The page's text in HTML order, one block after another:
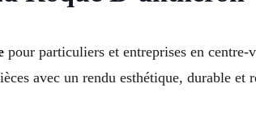
pour particuliers et entreprises en
avec un rendu esthétique, durable et